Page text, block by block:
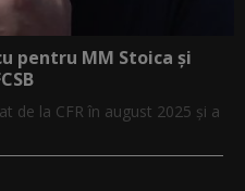
pentru MM Stoica și
de la CFR în august 2025 și a